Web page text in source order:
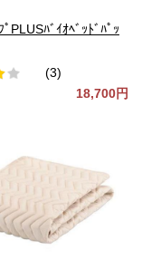
ﾟPLUSﾊﾞｲｵﾍﾞｯﾄﾞﾊﾟｯ
(3)
18,700円